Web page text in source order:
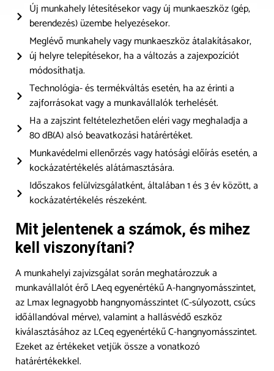
Új munkahely létesítésekor vagy új munkaeszköz (gép,
berendezés) üzembe helyezésekor.
Meglévő munkahely vagy munkaeszköz átalakításakor,
új helyre telepítésekor, ha a változás a zajexpozíciót
módosíthatja.
Technológia- és termékváltás esetén, ha az érinti a
zajforrásokat vagy a munkavállalók terhelését.
Ha a zajszint feltételezhetően eléri vagy meghaladja a
80 dB(A) alsó beavatkozási határértéket.
Munkavédelmi ellenőrzés vagy hatósági előírás esetén, a
kockázatértékelés alátámasztására.
Időszakos felülvizsgálatként, általában 1 és 3 év között, a
kockázatértékelés részeként.
Mit jelentenek a számok, és mihez
kell viszonyítani?
A munkahelyi zajvizsgálat során meghatározzuk a
munkavállalót érő LAeq egyenértékű A-hangnyomásszintet,
az Lmax legnagyobb hangnyomásszintet (C-súlyozott, csúcs
időállandóval mérve), valamint a hallásvédő eszköz
kiválasztásához az LCeq egyenértékű C-hangnyomásszintet.
Ezeket az értékeket vetjük össze a vonatkozó
határértékekkel.